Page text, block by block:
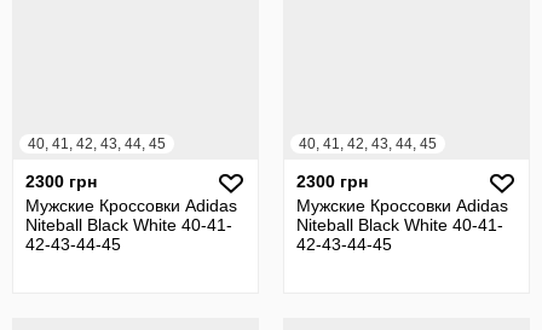
40, 41, 42, 43, 44, 45
2300 грн
Мужские Кроссовки Adidas
Niteball Black White 40-41-
42-43-44-45
40, 41, 42, 43, 44, 45
2300 грн
Мужские Кроссовки Adidas
Niteball Black White 40-41-
42-43-44-45